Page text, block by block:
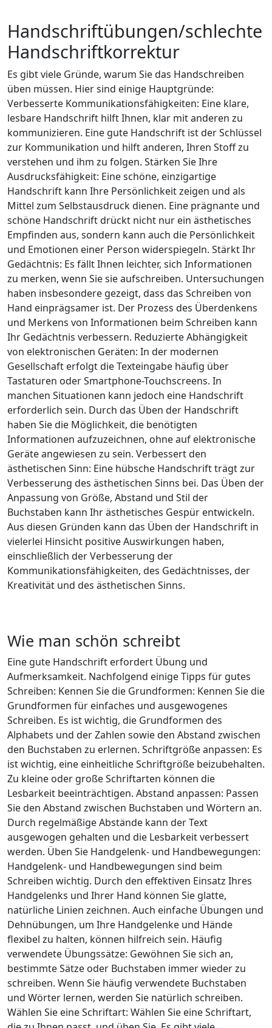
Handschriftübungen/schlechte
Handschriftkorrektur
Es gibt viele Gründe, warum Sie das Handschreiben
üben müssen. Hier sind einige Hauptgründe:
Verbesserte Kommunikationsfähigkeiten: Eine klare,
lesbare Handschrift hilft Ihnen, klar mit anderen zu
kommunizieren. Eine gute Handschrift ist der Schlüssel
zur Kommunikation und hilft anderen, Ihren Stoff zu
verstehen und ihm zu folgen. Stärken Sie Ihre
Ausdrucksfähigkeit: Eine schöne, einzigartige
Handschrift kann Ihre Persönlichkeit zeigen und als
Mittel zum Selbstausdruck dienen. Eine prägnante und
schöne Handschrift drückt nicht nur ein ästhetisches
Empfinden aus, sondern kann auch die Persönlichkeit
und Emotionen einer Person widerspiegeln. Stärkt Ihr
Gedächtnis: Es fällt Ihnen leichter, sich Informationen
zu merken, wenn Sie sie aufschreiben. Untersuchungen
haben insbesondere gezeigt, dass das Schreiben von
Hand einprägsamer ist. Der Prozess des Überdenkens
und Merkens von Informationen beim Schreiben kann
Ihr Gedächtnis verbessern. Reduzierte Abhängigkeit
von elektronischen Geräten: In der modernen
Gesellschaft erfolgt die Texteingabe häufig über
Tastaturen oder Smartphone-Touchscreens. In
manchen Situationen kann jedoch eine Handschrift
erforderlich sein. Durch das Üben der Handschrift
haben Sie die Möglichkeit, die benötigten
Informationen aufzuzeichnen, ohne auf elektronische
Geräte angewiesen zu sein. Verbessert den
ästhetischen Sinn: Eine hübsche Handschrift trägt zur
Verbesserung des ästhetischen Sinns bei. Das Üben der
Anpassung von Größe, Abstand und Stil der
Buchstaben kann Ihr ästhetisches Gespür entwickeln.
Aus diesen Gründen kann das Üben der Handschrift in
vielerlei Hinsicht positive Auswirkungen haben,
einschließlich der Verbesserung der
Kommunikationsfähigkeiten, des Gedächtnisses, der
Kreativität und des ästhetischen Sinns.
Wie man schön schreibt
Eine gute Handschrift erfordert Übung und
Aufmerksamkeit. Nachfolgend einige Tipps für gutes
Schreiben: Kennen Sie die Grundformen: Kennen Sie die
Grundformen für einfaches und ausgewogenes
Schreiben. Es ist wichtig, die Grundformen des
Alphabets und der Zahlen sowie den Abstand zwischen
den Buchstaben zu erlernen. Schriftgröße anpassen: Es
ist wichtig, eine einheitliche Schriftgröße beizubehalten.
Zu kleine oder große Schriftarten können die
Lesbarkeit beeinträchtigen. Abstand anpassen: Passen
Sie den Abstand zwischen Buchstaben und Wörtern an.
Durch regelmäßige Abstände kann der Text
ausgewogen gehalten und die Lesbarkeit verbessert
werden. Üben Sie Handgelenk- und Handbewegungen:
Handgelenk- und Handbewegungen sind beim
Schreiben wichtig. Durch den effektiven Einsatz Ihres
Handgelenks und Ihrer Hand können Sie glatte,
natürliche Linien zeichnen. Auch einfache Übungen und
Dehnübungen, um Ihre Handgelenke und Hände
flexibel zu halten, können hilfreich sein. Häufig
verwendete Übungssätze: Gewöhnen Sie sich an,
bestimmte Sätze oder Buchstaben immer wieder zu
schreiben. Wenn Sie häufig verwendete Buchstaben
und Wörter lernen, werden Sie natürlich schreiben.
Wählen Sie eine Schriftart: Wählen Sie eine Schriftart,